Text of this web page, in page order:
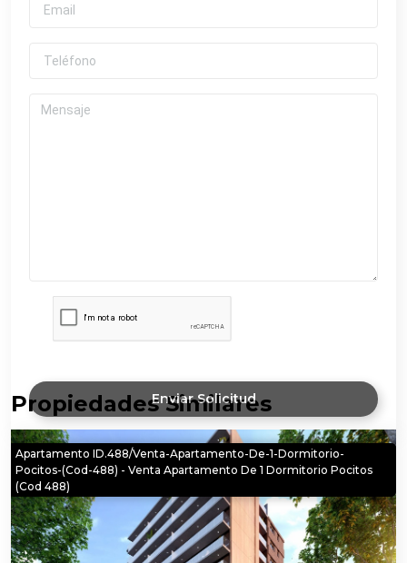
Enviar Solicitud
Propiedades Similares
Apartamento ID.488/Venta-Apartamento-De-1-Dormitorio-
Pocitos-(cod-488) - Venta Apartamento De 1 Dormitorio Pocitos
(cod 488)